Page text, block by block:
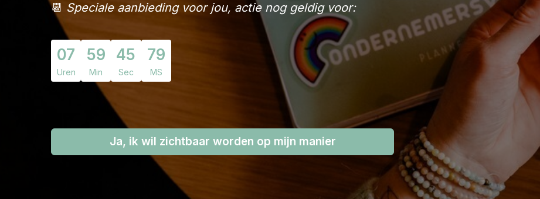
📆 Speciale aanbieding voor jou, actie nog geldig voor:
07
Uren
59
Min
43
Sec
75
MS
Ja, ik wil zichtbaar worden op mijn manier